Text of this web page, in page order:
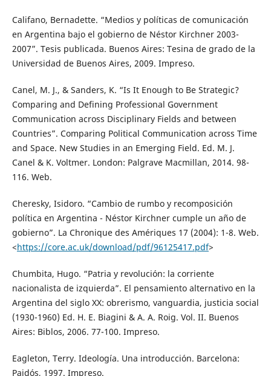
Califano, Bernadette. “Medios y políticas de comunicación
en Argentina bajo el gobierno de Néstor Kirchner 2003-
2007”. Tesis publicada. Buenos Aires: Tesina de grado de la
Universidad de Buenos Aires, 2009. Impreso.
Canel, M. J., & Sanders, K. “Is It Enough to Be Strategic?
Comparing and Defining Professional Government
Communication across Disciplinary Fields and between
Countries”. Comparing Political Communication across Time
and Space. New Studies in an Emerging Field. Ed. M. J.
Canel & K. Voltmer. London: Palgrave Macmillan, 2014. 98-
116. Web.
Cheresky, Isidoro. “Cambio de rumbo y recomposición
política en Argentina - Néstor Kirchner cumple un año de
gobierno”. La Chronique des Amériques 17 (2004): 1-8. Web.
<https://core.ac.uk/download/pdf/96125417.pdf>
Chumbita, Hugo. “Patria y revolución: la corriente
nacionalista de izquierda”. El pensamiento alternativo en la
Argentina del siglo XX: obrerismo, vanguardia, justicia social
(1930-1960) Ed. H. E. Biagini & A. A. Roig. Vol. II. Buenos
Aires: Biblos, 2006. 77-100. Impreso.
Eagleton, Terry. Ideología. Una introducción. Barcelona:
Paidós, 1997. Impreso.